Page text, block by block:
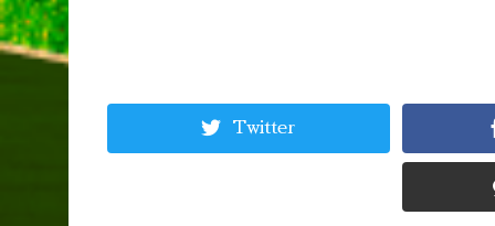
Twitter